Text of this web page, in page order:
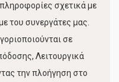
σχετικά με
του συνεργάτες μας.
σε
Λειτουργικά
την πλοήγηση στο